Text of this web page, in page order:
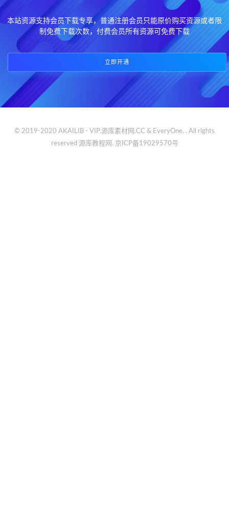
本站资源支持会员下载专享，普通注册会员只能原价购买资源或者限
制免费下载次数，付费会员所有资源可免费下载
立即开通
© 2019-2020 AKAILIB - VIP.源库素材网.CC & EveryOne. . All rights
reserved 源库教程网. 京ICP备19029570号